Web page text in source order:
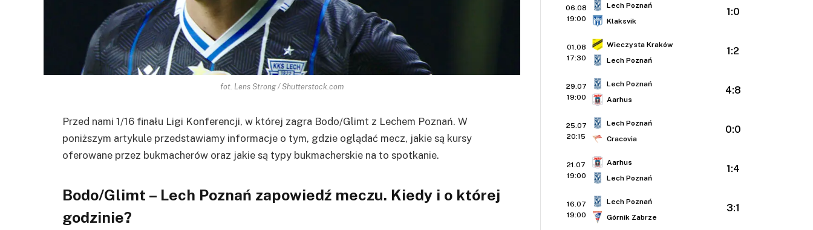
fot. Lens Strong / Shutterstock.com
Przed nami 1/16 finału Ligi Konferencji, w której zagra Bodo/Glimt z Lechem Poznań. W
poniższym artykule przedstawiamy informacje o tym, gdzie oglądać mecz, jakie są kursy
oferowane przez bukmacherów oraz jakie są typy bukmacherskie na to spotkanie.
Bodo/Glimt – Lech Poznań zapowiedź meczu. Kiedy i o której
godzinie?
06.08
19:00
Lech Poznań
Klaksvik
1:0
01.08
17:30
Wieczysta Kraków
Lech Poznań
1:2
29.07
19:00
Lech Poznań
Aarhus
4:8
25.07
20:15
Lech Poznań
Cracovia
0:0
21.07
19:00
Aarhus
Lech Poznań
1:4
16.07
19:00
Lech Poznań
Górnik Zabrze
3:1